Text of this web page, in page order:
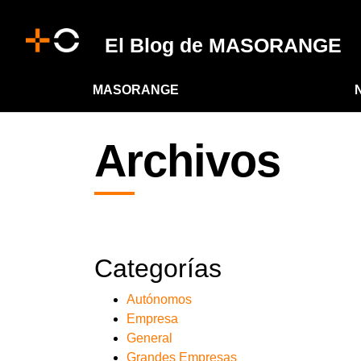
El Blog de MASORANGE
MASORANGE
Archivos
Categorías
Autónomos
Empresa
General
Grandes Empresas